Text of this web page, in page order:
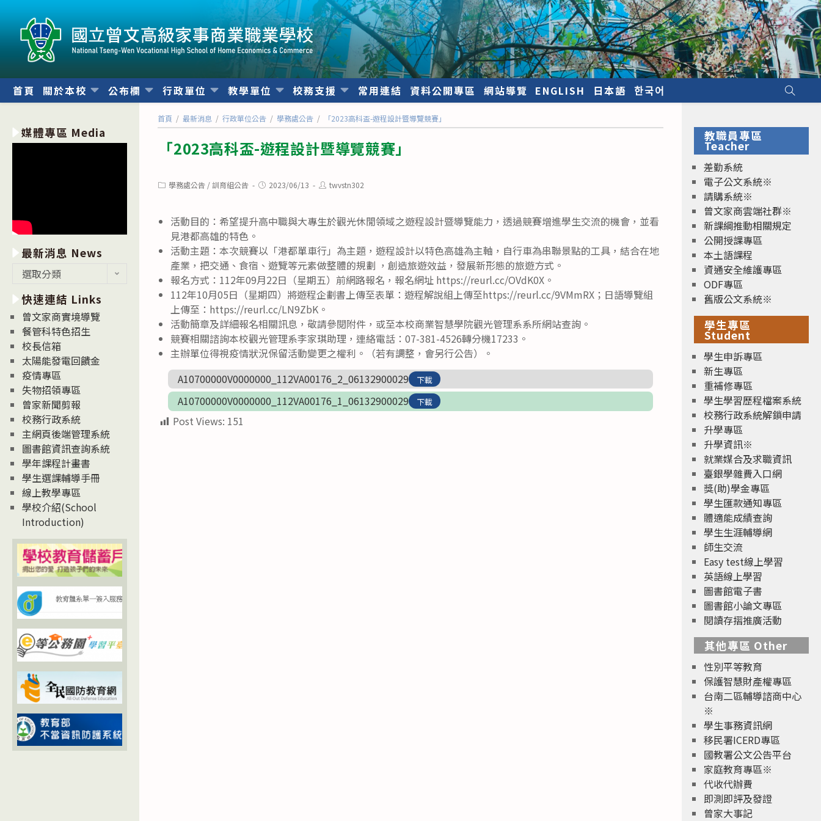
內
首頁 關於本校 公布欄 行政單位 教學單位 校務支援 常用連結 資料公開專區 網站導覽 ENGLISH 日本語 한국어
首頁 / 最新消息 / 行政單位公告 / 學務處公告 / 「2023高科盃-遊程設計暨導覽競賽」
「2023高科盃-遊程設計暨導覽競賽」
Post學務處公告 / 訓育組公告
Post2023/06/13
Posttwvstn302
活動目的：希望提升高中職與大專生於觀光休閒領域之遊程設計暨導覽能力，透過競賽增進學生交流的機會，並看
見港都高雄的特色。
活動主題：本次競賽以「港都單車行」為主題，遊程設計以特色高雄為主軸，自行車為串聯景點的工具，結合在地
產業，把交通、食宿、遊覽等元素做整體的規劃 ，創造旅遊效益，發展新形態的旅遊方式。
報名方式：112年09月22日（星期五）前網路報名，報名網址 https://reurl.cc/OVdK0X。
112年10月05日（星期四）將遊程企劃書上傳至表單：遊程解說組上傳至https://reurl.cc/9VMmRX；日語導覽組
上傳至：https://reurl.cc/LN9ZbK。
活動簡章及詳細報名相關訊息，敬請參閱附件，或至本校商業智慧學院觀光管理系系所網站查詢。
競賽相關諮詢本校觀光管理系李家琪助理，連絡電話：07-381-4526轉分機17233。
主辦單位得視疫情狀況保留活動變更之權利。（若有調整，會另行公告）。
A10700000V0000000_112VA00176_2_06132900029
下載
A10700000V0000000_112VA00176_1_06132900029 下載
Post Views: 151
媒體專區 Media
最新消息 News
消
息
News
選取分類
快速連結 Links
曾文家商實境導覽
餐管科特色招生
校長信箱
太陽能發電回饋金
疫情專區
失物招領專區
曾家新聞剪報
校務行政系統
主網頁後端管理系統
圖書館資訊查詢系統
學年課程計畫書
學生選課輔導手冊
線上教學專區
學校介紹(School
Introduction)
教職員專區
Teacher
差勤系統
電子公文系統※
請購系統※
曾文家商雲端社群※
新課綱推動相關規定
公開授課專區
本土語課程
資通安全維護專區
ODF專區
舊版公文系統※
學生專區
Student
學生申訴專區
新生專區
重補修專區
學生學習歷程檔案系統
校務行政系統解鎖申請
升學專區
升學資訊※
就業媒合及求職資訊
臺銀學雜費入口網
獎(助)學金專區
學生匯款通知專區
體適能成績查詢
學生生涯輔導網
師生交流
Easy test線上學習
英語線上學習
圖書館電子書
圖書館小論文專區
閱讀存摺推廣活動
其他專區 Other
性別平等教育
保護智慧財產權專區
台南二區輔導諮商中心
※
學生事務資訊網
移民署ICERD專區
國教署公文公告平台
家庭教育專區※
代收代辦費
即測即評及發證
曾家大事記